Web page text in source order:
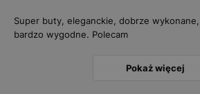
Super buty, eleganckie, dobrze wykonane,
bardzo wygodne. Polecam
Pokaż więcej